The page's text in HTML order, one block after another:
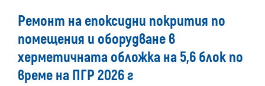
Ремонт на епоксидни покрития по
помещения и оборудване в
херметичната обложка на 5,6 блок по
време на ПГР 2026 г